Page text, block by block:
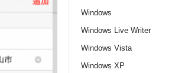
Windows
Windows Live Writer
Windows Vista
Windows XP